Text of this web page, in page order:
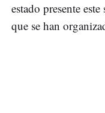
estado presente
que se han